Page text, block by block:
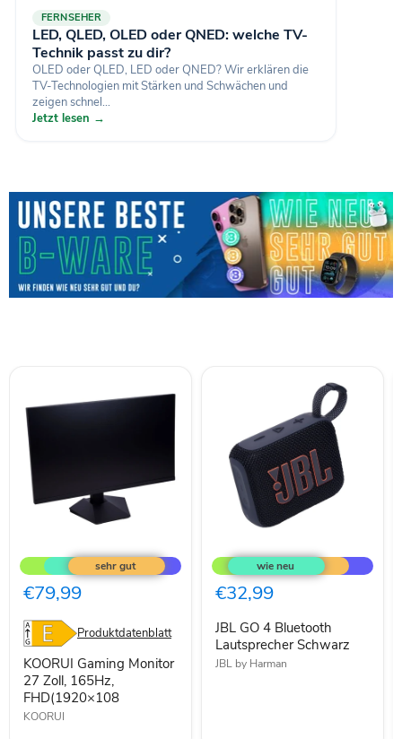
FERNSEHER
LED, QLED, OLED oder QNED: welche TV-
Technik passt zu dir?
OLED oder QLED, LED oder QNED? Wir erklären die
TV-Technologien mit Stärken und Schwächen und
zeigen schnel...
Jetzt lesen →
Gaming
Monitor
27
Zoll,
165Hz,
FHD(1920×108
€79,99
Produktdatenblatt
KOORUI Gaming Monitor
27 Zoll, 165Hz,
FHD(1920×108
KOORUI
GO
4
Bluetooth
Lautsprecher
€32,99
JBL GO 4 Bluetooth
Lautsprecher Schwarz
JBL by Harman